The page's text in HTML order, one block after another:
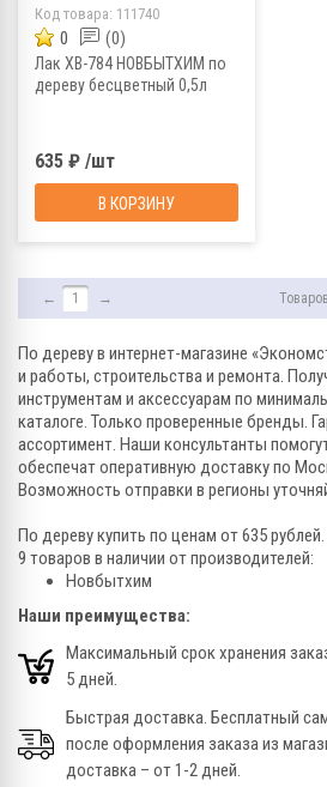
Код товара: 111740
0 (0)
Лак ХВ-784 НОВБЫТХИМ по
дереву бесцветный 0,5л
635 ₽ /шт
В КОРЗИНУ
← 1 →
По дереву в интернет-магазине
и работы, строительства и ремонта.
инструментам и аксессуарам по
каталоге. Только проверенные бренды.
ассортимент. Наши консультанты
обеспечат оперативную доставку по
Возможность отправки в регионы
По дереву купить по ценам от 635
9 товаров в наличии от производителей:
Новбытхим
Наши преимущества:
Максимальный срок хранения
5 дней.
Быстрая доставка. Бесплатный
после оформления заказа из
доставка – от 1-2 дней.